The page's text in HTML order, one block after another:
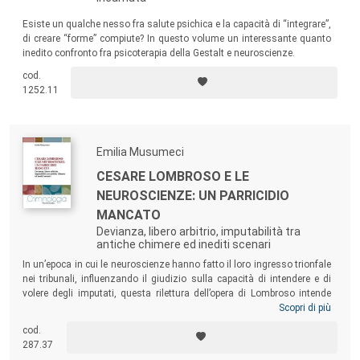
Esiste un qualche nesso fra salute psichica e la capacità di “integrare”,
di creare “forme” compiute? In questo volume un interessante quanto
inedito confronto fra psicoterapia della Gestalt e neuroscienze.
cod.
1252.11
Emilia Musumeci
CESARE LOMBROSO E LE
NEUROSCIENZE: UN PARRICIDIO
MANCATO
Devianza, libero arbitrio, imputabilità tra
antiche chimere ed inediti scenari
In un’epoca in cui le neuroscienze hanno fatto il loro ingresso trionfale
nei tribunali, influenzando il giudizio sulla capacità di intendere e di
volere degli imputati, questa rilettura dell’opera di Lombroso intende
capire se i neuroscienziati che rigettano le sue tesi su crimine e
compiendo un
, riproponendo lo stesso paradigma
che cercano, in tutti i modi, di negare.
Scopri di più
cod.
287.37